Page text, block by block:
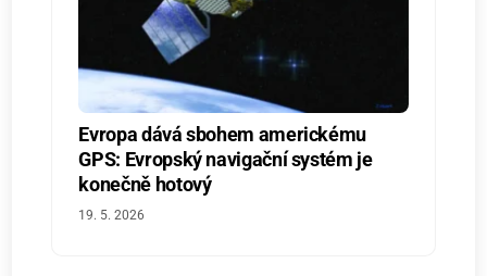
Evropa dává sbohem americkému
GPS: Evropský navigační systém je
konečně hotový
19. 5. 2026